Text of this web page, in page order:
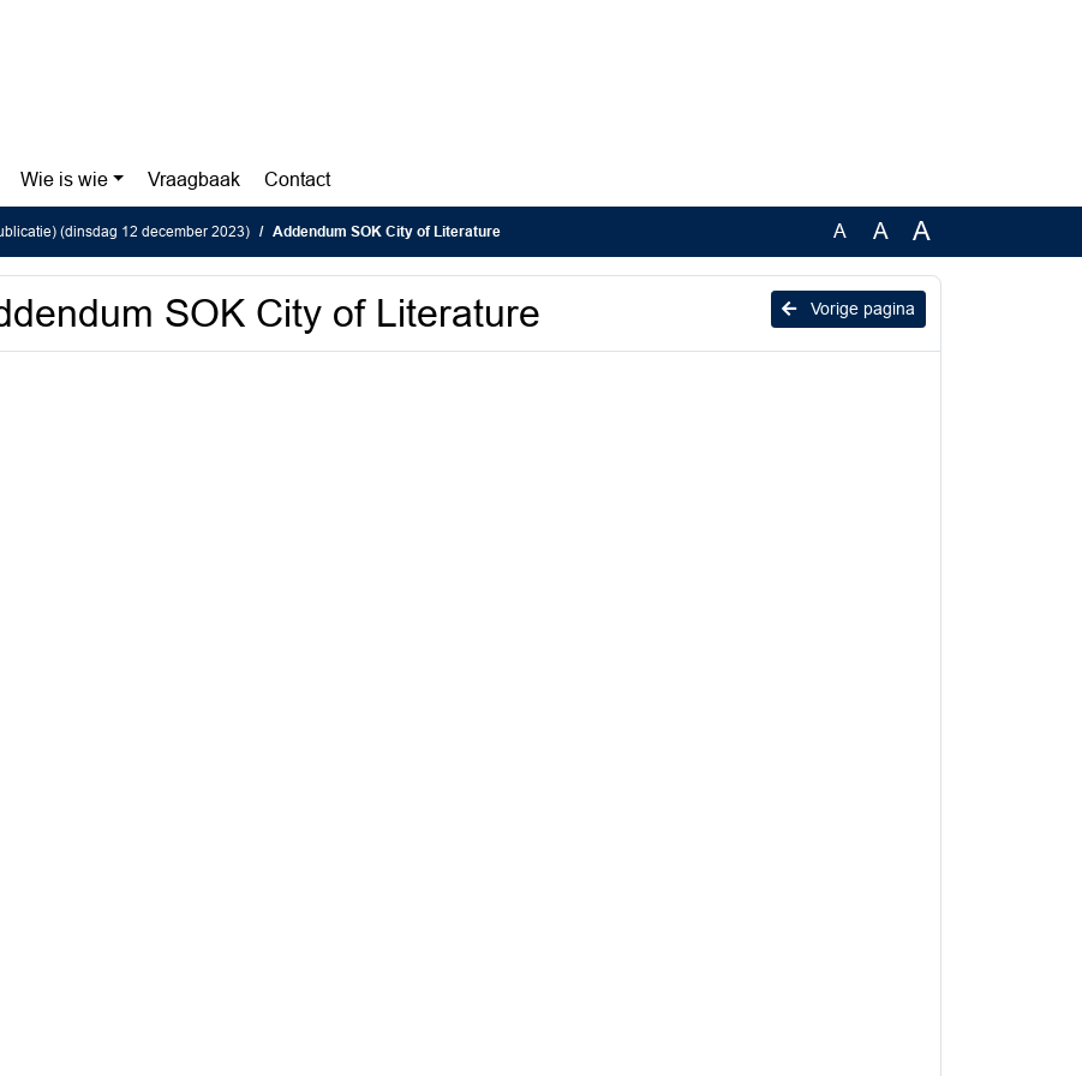
Wie is wie Vraagbaak Contact
(dinsdag 12 december 2023) Addendum SOK City of Literature A A A
Vorige pagina
SOK City of Literature